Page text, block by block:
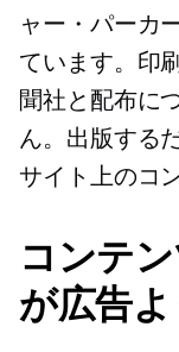
ャー・パーカ
ています。印
聞社と配布に
ん。出版する
サイト上のコ
コンテ
が広告